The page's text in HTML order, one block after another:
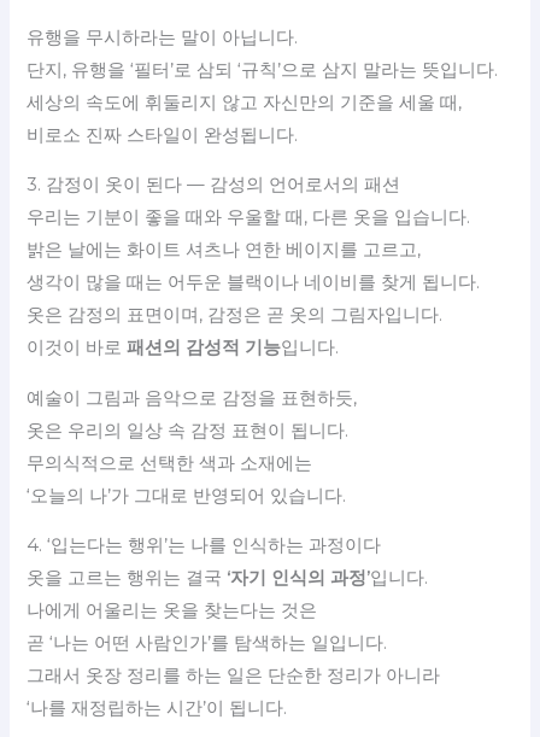
유행을 무시하라는 말이 아닙니다.
단지, 유행을 ‘필터’로 삼되 ‘규칙’으로 삼지 말라는 뜻입니다.
세상의 속도에 휘둘리지 않고 자신만의 기준을 세울 때,
비로소 진짜 스타일이 완성됩니다.
3. 감정이 옷이 된다 — 감성의 언어로서의 패션
우리는 기분이 좋을 때와 우울할 때, 다른 옷을 입습니다.
밝은 날에는 화이트 셔츠나 연한 베이지를 고르고,
생각이 많을 때는 어두운 블랙이나 네이비를 찾게 됩니다.
옷은 감정의 표면이며, 감정은 곧 옷의 그림자입니다.
이것이 바로패션의 감성적 기능입니다.
예술이 그림과 음악으로 감정을 표현하듯,
옷은 우리의 일상 속 감정 표현이 됩니다.
무의식적으로 선택한 색과 소재에는
‘오늘의 나’가 그대로 반영되어 있습니다.
4. ‘입는다는 행위’는 나를 인식하는 과정이다
옷을 고르는 행위는 결국 ‘자기 인식의 과정’입니다.
나에게 어울리는 옷을 찾는다는 것은
곧 ‘나는 어떤 사람인가’를 탐색하는 일입니다.
그래서 옷장 정리를 하는 일은 단순한 정리가 아니라
‘나를 재정립하는 시간’이 됩니다.